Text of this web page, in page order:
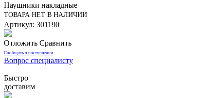
Наушники накладные
ТОВАРА НЕТ В НАЛИЧИИ
Артикул: 301190
Отложить Сравнить
Сообщить о поступлении
Вопрос специалисту
Быстро
доставим